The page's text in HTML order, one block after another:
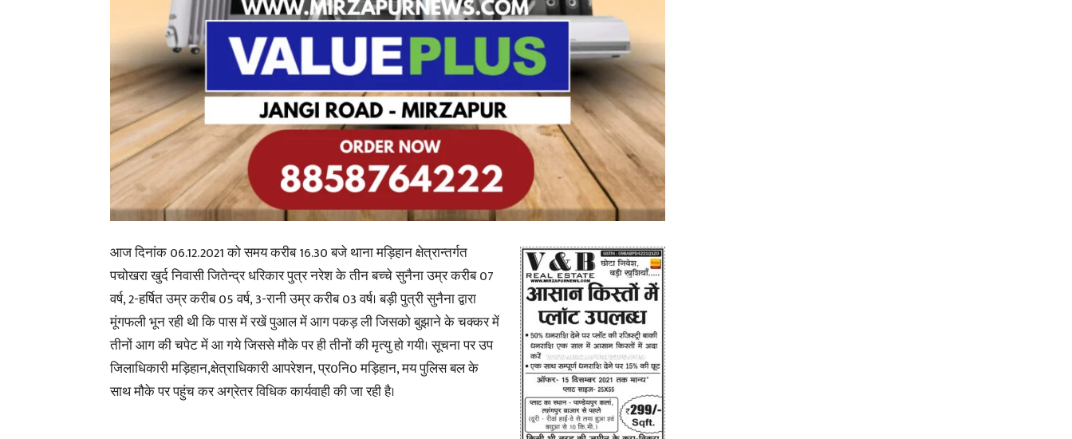
in
Hindi,
Today
Hindi
आज दिनांक 06.12.2021 को समय करीब 16.30 बजे थाना मड़िहान क्षेत्रान्तर्गत
पचोखरा खुर्द निवासी जितेन्द्र धरिकार पुत्र नरेश के तीन बच्चे सुनैना उम्र करीब 07
वर्ष, 2-हर्षित उम्र करीब 05 वर्ष, 3-रानी उम्र करीब 03 वर्ष। बड़ी पुत्री सुनैना द्वारा
मूंगफली भून रही थी कि पास में रखें पुआल में आग पकड़ ली जिसको बुझाने के चक्कर में
तीनों आग की चपेट में आ गये जिससे मौके पर ही तीनों की मृत्यु हो गयी। सूचना पर उप
जिलाधिकारी मड़िहान,क्षेत्राधिकारी आपरेशन, प्र0नि0 मड़िहान, मय पुलिस बल के
साथ मौके पर पहुंच कर अग्रेतर विधिक कार्यवाही की जा रही है।